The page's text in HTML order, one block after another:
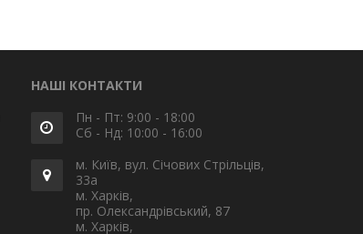
НАШІ КОНТАКТИ
Пн - Пт: 9:00 - 18:00
Сб - Нд: 10:00 - 16:00
м. Київ, вул. Січових Стрільців,
33а
м. Харків,
пр. Олександрівський, 87
м. Харків,